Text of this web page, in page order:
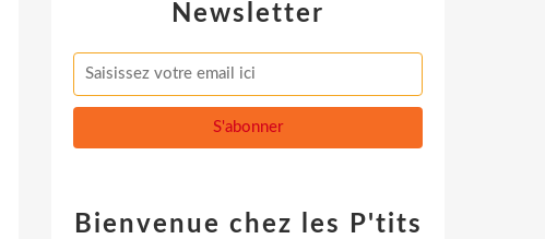
Newsletter
Bienvenue chez les P'tits